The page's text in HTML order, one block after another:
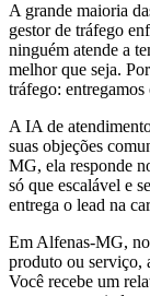
A grande maioria
gestor de tráfego
ninguém atende a
melhor que seja.
tráfego:
A IA de
suas objeções
MG, ela responde
só que escalável e
entrega o lead na
Em Alfenas-MG,
produto ou serviço,
Você recebe um